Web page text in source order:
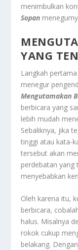
menimbulkan
Sopan
YANG
Langkah
menegur
Mengutamakan
berbicara yang
lebih mudah
Sebaliknya, jika
tinggi atau kata-
tersebut akan
perdebatan yang
menyebabkan
Oleh karena itu,
berbicara,
halus. Misalnya
rokok cukup
belakang.